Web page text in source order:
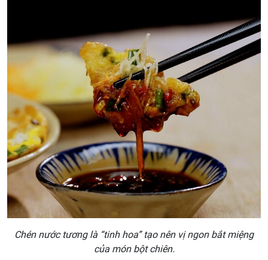
Chén nước tương là “tinh hoa” tạo nên vị ngon bắt miệng
của món bột chiên.